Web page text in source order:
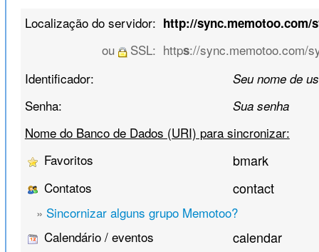
Localização do servidor: http://sync.memotoo.com/
ou SSL: https://sync.memotoo.com/
Identificador:
Seu nome de
Senha: Sua senha
Nome do Banco de Dados (URI) para sincronizar:
Favoritos
bmark
Contatos contact
» Sincornizar alguns grupo Memotoo?
Calendário / eventos
calendar